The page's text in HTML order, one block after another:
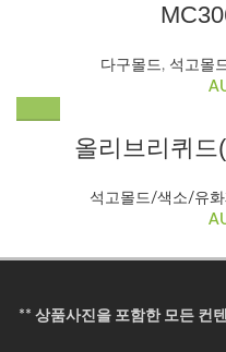
다구몰드, 석고몰
올리브리퀴드
석고몰드/색소/유화
** 상품사진을 포함한 모든 컨